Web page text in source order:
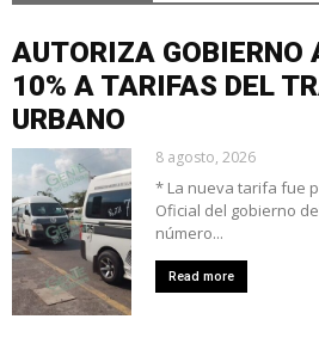
AUTORIZA GOBIERNO
10% A TARIFAS DEL
URBANO
8 agosto, 2026
* La nueva tarifa fue
Oficial del gobierno
número...
Read more